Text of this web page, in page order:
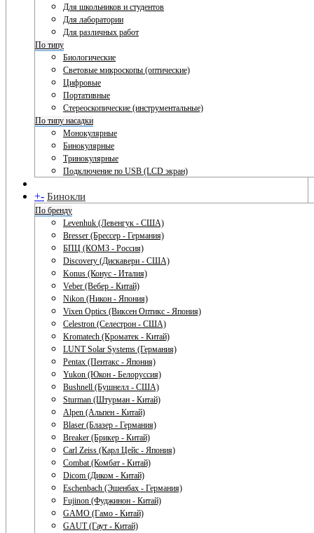
Для школьников и студентов
Для лаборатории
Для различных работ
По типу
Биологические
Световые микроскопы (оптические)
Цифровые
Портативные
Стереоскопические (инструментальные)
По типу насадки
Монокулярные
Бинокулярные
Тринокулярные
Подключение по USB (LCD экран)
+- Бинокли
По бренду
Levenhuk (Левенгук - США)
Bresser (Брессер - Германия)
БПЦ (КОМЗ - Россия)
Discovery (Дискавери - США)
Konus (Конус - Италия)
Veber (Вебер - Китай)
Nikon (Никон - Япония)
Vixen Optics (Виксен Оптикс - Япония)
Celestron (Селестрон - США)
Kromatech (Кроматек - Китай)
LUNT Solar Systems (Германия)
Pentax (Пентакс - Япония)
Yukon (Юкон - Белоруссия)
Bushnell (Бушнелл - США)
Sturman (Штурман - Китай)
Alpen (Альпен - Китай)
Blaser (Блазер - Германия)
Breaker (Брикер - Китай)
Carl Zeiss (Карл Цейс - Япония)
Combat (Комбат - Китай)
Dicom (Диком - Китай)
Eschenbach (Эшенбах - Германия)
Fujinon (Фуджинон - Китай)
GAMO (Гамо - Китай)
GAUT (Гаут - Китай)